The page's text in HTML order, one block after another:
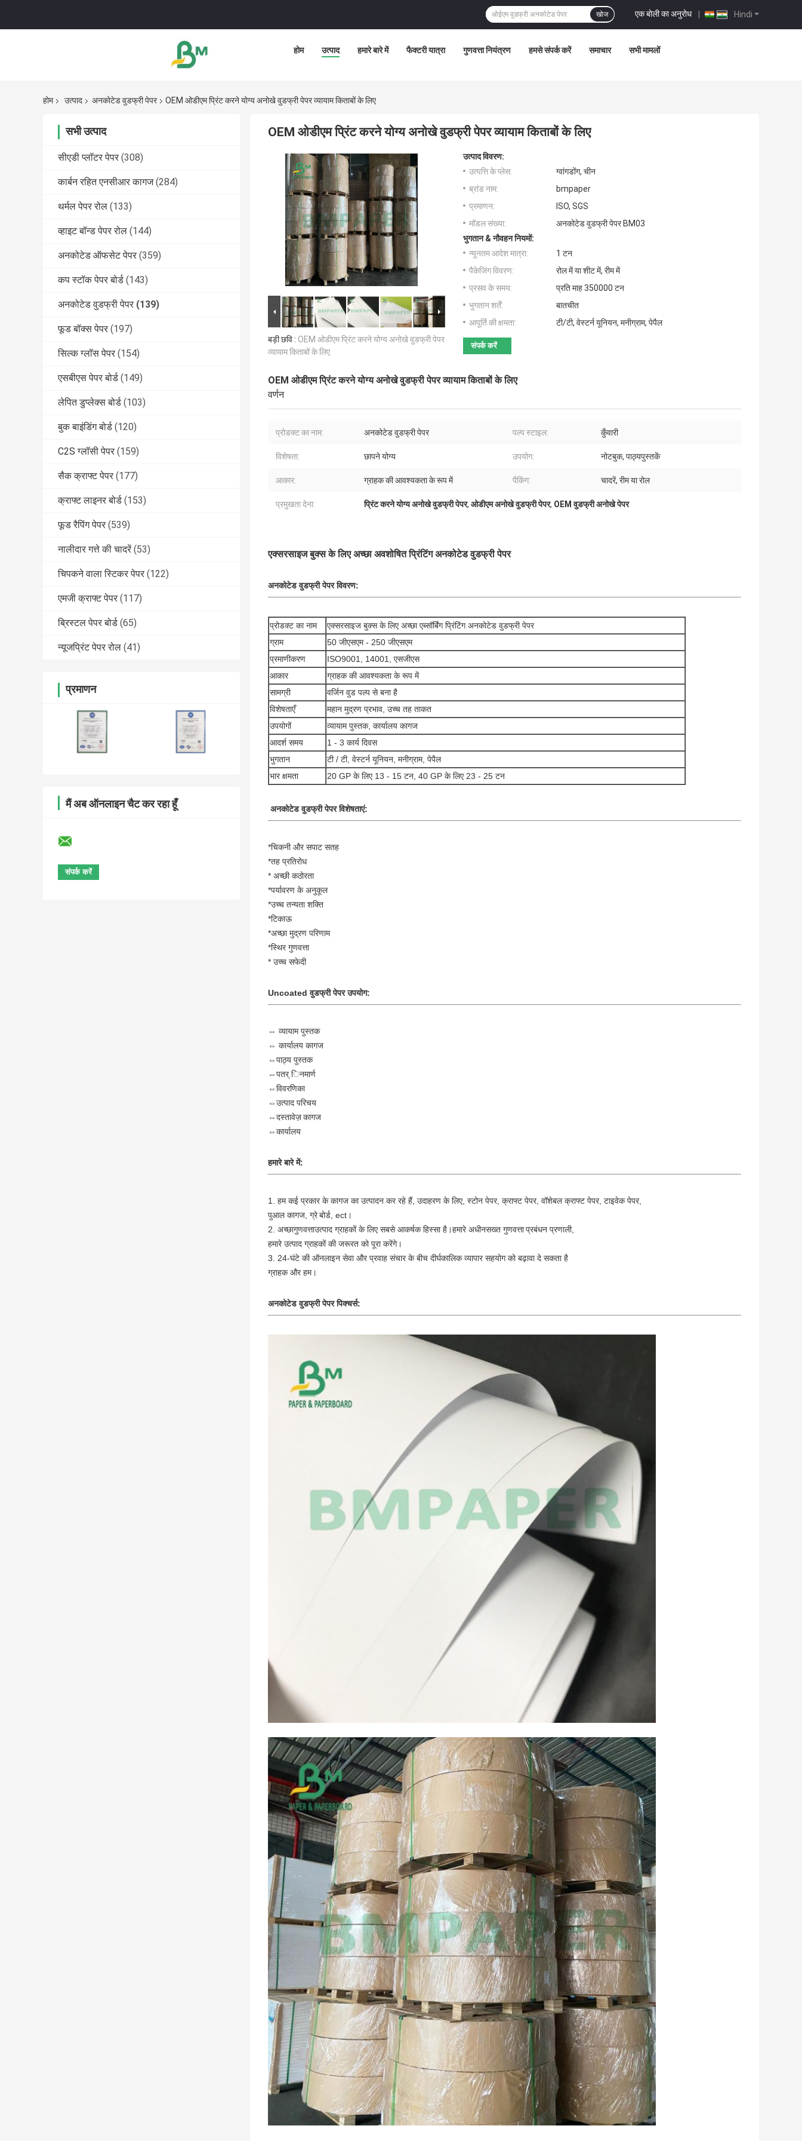
Hindi
एक बोली का अनुरोध |
खोज
होम उत्पाद हमारे बारे में फैक्टरी यात्रा गुणवत्ता नियंत्रण हमसे संपर्क करें समाचार सभी मामलों
होम उत्पाद अनकोटेड वुडफ्री पेपर OEM ओडीएम प्रिंट करने योग्य अनोखे वुडफ्री पेपर व्यायाम किताबों के लिए
सभी उत्पाद
सीएडी प्लॉटर पेपर (308)
कार्बन रहित एनसीआर कागज (284)
थर्मल पेपर रोल (133)
व्हाइट बॉन्ड पेपर रोल (144)
अनकोटेड ऑफसेट पेपर (359)
कप स्टॉक पेपर बोर्ड (143)
अनकोटेड वुडफ्री पेपर (139)
फूड बॉक्स पेपर (197)
सिल्क ग्लॉस पेपर (154)
एसबीएस पेपर बोर्ड (149)
लेपित डुप्लेक्स बोर्ड (103)
बुक बाइंडिंग बोर्ड (120)
C2S ग्लॉसी पेपर (159)
सैक क्राफ्ट पेपर (177)
क्राफ्ट लाइनर बोर्ड (153)
फूड रैपिंग पेपर (539)
नालीदार गत्ते की चादरें (53)
चिपकने वाला स्टिकर पेपर (122)
एमजी क्राफ्ट पेपर (117)
ब्रिस्टल पेपर बोर्ड (65)
न्यूजप्रिंट पेपर रोल (41)
प्रमाणन
मैं अब ऑनलाइन चैट कर रहा हूँ
OEM ओडीएम प्रिंट करने योग्य अनोखे वुडफ्री पेपर व्यायाम किताबों के लिए
बड़ी छवि : OEM ओडीएम प्रिंट करने योग्य अनोखे वुडफ्री पेपर
व्यायाम किताबों के लिए
उत्पाद विवरण:
उत्पत्ति के प्लेस:
ग्वांगडोंग, चीन
ब्रांड नाम:
bmpaper
प्रमाणन:
ISO, SGS
मॉडल संख्या:
अनकोटेड वुडफ्री पेपर BM03
भुगतान & नौवहन नियमों:
न्यूनतम आदेश मात्रा:
1 टन
पैकेजिंग विवरण:
रोल में या शीट में, रीम में
प्रसव के समय:
प्रति माह 350000 टन
भुगतान शर्तें:
बातचीत
आपूर्ति की क्षमता:
टी/टी, वेस्टर्न यूनियन, मनीग्राम, पेपैल
संपर्क करें
OEM ओडीएम प्रिंट करने योग्य अनोखे वुडफ्री पेपर व्यायाम किताबों के लिए
वर्णन
प्रोडक्ट का नाम: अनकोटेड वुडफ्री पेपर पल्प स्टाइल: कुँवारी
विशेषता: छापने योग्य उपयोग: नोटबुक, पाठ्यपुस्तकें
आकार: ग्राहक की आवश्यकता के रूप में पैकिंग: चादरें, रीम या रोल
प्रमुखता देना: प्रिंट करने योग्य अनोखे वुडफ्री पेपर, ओडीएम अनोखे वुडफ्री पेपर, OEM वुडफ्री अनोखे पेपर
एक्सरसाइज बुक्स के लिए अच्छा अवशोषित प्रिंटिंग अनकोटेड वुडफ्री पेपर
अनकोटेड वुडफ्री पेपर विवरण:
प्रोडक्ट का नाम
एक्सरसाइज बुक्स के लिए अच्छा एब्सॉर्बिंग प्रिंटिंग अनकोटेड वुडफ्री पेपर
ग्राम
50 जीएसएम - 250 जीएसएम
प्रमाणीकरण
ISO9001, 14001, एसजीएस
आकार
ग्राहक की आवश्यकता के रूप में
सामग्री
वर्जिन वुड पल्प से बना है
विशेषताएँ
महान मुद्रण प्रभाव, उच्च तह ताकत
उपयोगों
व्यायाम पुस्तक, कार्यालय कागज
आदर्श समय
1 - 3 कार्य दिवस
भुगतान
टी / टी, वेस्टर्न यूनियन, मनीग्राम, पेपैल
भार क्षमता
20 GP के लिए 13 - 15 टन, 40 GP के लिए 23 - 25 टन
अनकोटेड वुडफ्री पेपर विशेषताएं:
*चिकनी और सपाट सतह
*तह प्रतिरोध
* अच्छी कठोरता
*पर्यावरण के अनुकूल
*उच्च तन्यता शक्ति
*टिकाऊ
*अच्छा मुद्रण परिणाम
*स्थिर गुणवत्ता
* उच्च सफेदी
Uncoated वुडफ्री पेपर उपयोग:
⇔ व्यायाम पुस्तक
⇔ कार्यालय कागज
⇔पाठ्य पुस्तक
⇔पतर् िनमार्ण
⇔विवरणिका
⇔उत्पाद परिचय
⇔दस्तावेज़ कागज
⇔कार्यालय
हमारे बारे में:
1. हम कई प्रकार के कागज का उत्पादन कर रहे हैं, उदाहरण के लिए, स्टोन पेपर, क्राफ्ट पेपर, वॉशेबल क्राफ्ट पेपर, टाइवेक पेपर,
पुआल कागज, ग्रेबोर्ड, ect।
2. अच्छागुणवत्ताउत्पाद ग्राहकों के लिए सबसे आकर्षक हिस्सा है।हमारे अधीनसख्त गुणवत्ताप्रबंधन प्रणाली,
हमारे उत्पाद ग्राहकों की जरूरत को पूरा करेंगे।
3. 24-घंटे की ऑनलाइन सेवा और प्रवाह संचार के बीच दीर्घकालिक व्यापार सहयोग को बढ़ावा दे सकता है
ग्राहक और हम।
अनकोटेड वुडफ्री पेपर पिक्चर्स: